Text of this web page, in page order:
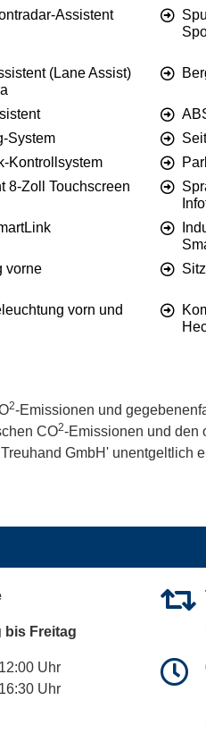
Assistent
(Lane Assist)
System
Kontrollsystem
8-Zoll Touchscreen
vorne
vorn und
2-Emissionen und
CO2-Emissionen und den
GmbH' unentgeltlich
bis Freitag
Uhr
Uhr